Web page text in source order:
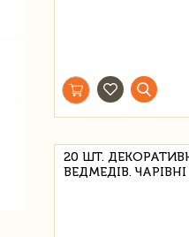
20 ШТ.
ВЕДМЕДІВ.